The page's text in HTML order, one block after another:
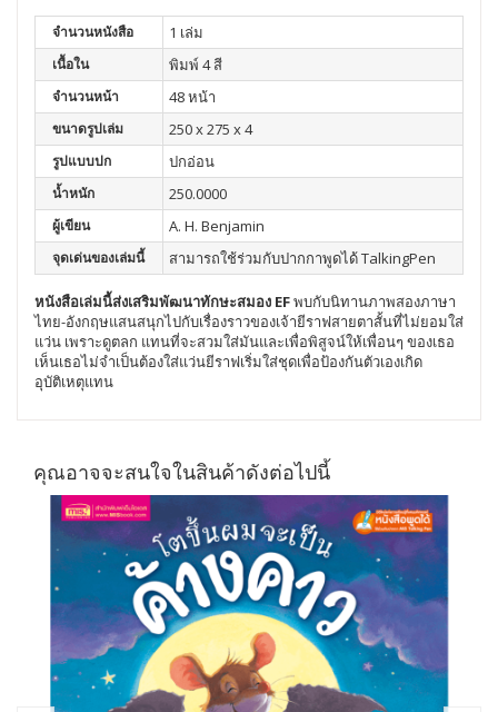
จำนวนหนังสือ 1 เล่ม
เนื้อใน พิมพ์ 4 สี
จำนวนหน้า 48 หน้า
ขนาดรูปเล่ม 250 x 275 x 4
รูปแบบปก ปกอ่อน
น้ำหนัก 250.0000
ผู้เขียน A. H. Benjamin
จุดเด่นของเล่มนี้ สามารถใช้ร่วมกับปากกาพูดได้ TalkingPen
หนังสือเล่มนี้ส่งเสริมพัฒนาทักษะสมอง EFพบกับนิทานภาพสองภาษา
ไทย-อังกฤษแสนสนุกไปกับเรื่องราวของเจ้ายีราฟสายตาสั้นที่ไม่ยอมใส่
แว่น เพราะดูตลก แทนที่จะสวมใส่มันและเพื่อพิสูจน์ให้เพื่อนๆ ของเธอ
เห็นเธอไม่จำเป็นต้องใส่แว่นยีราฟเริ่มใส่ชุดเพื่อป้องกันตัวเองเกิด
อุบัติเหตุแทน
คุณอาจจะสนใจในสินค้าดังต่อไปนี้